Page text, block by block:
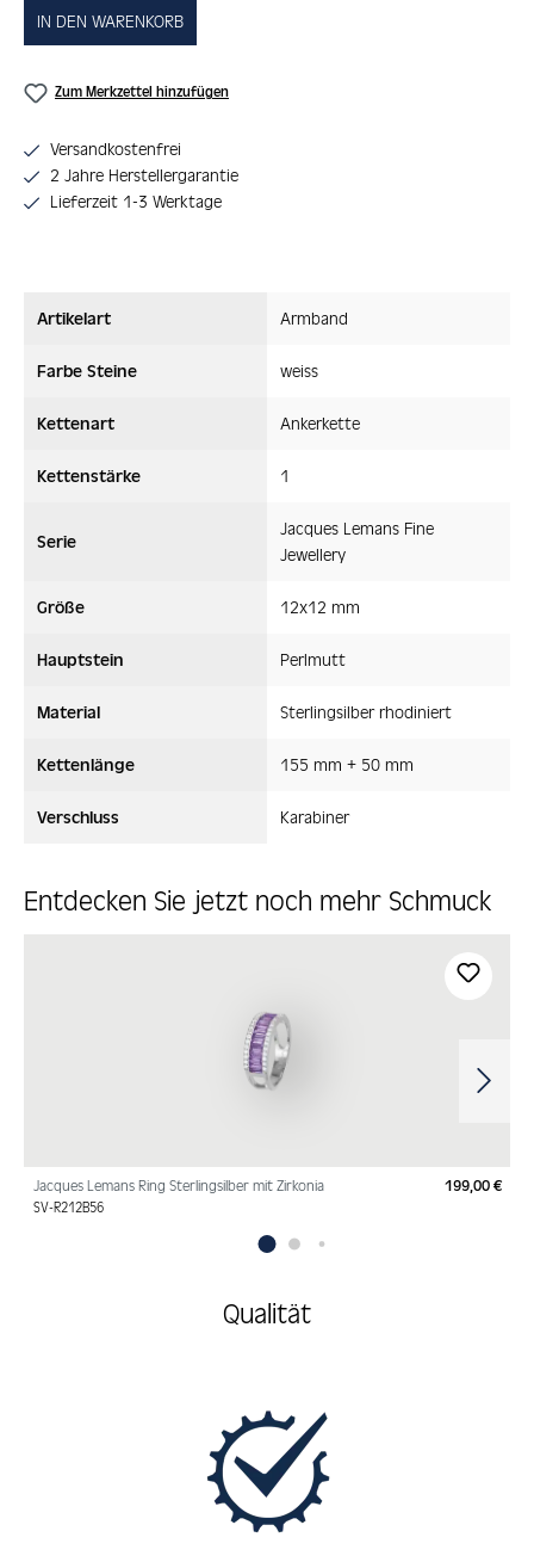
IN DEN WARENKORB
Zum Merkzettel hinzufügen
Versandkostenfrei
2 Jahre Herstellergarantie
Lieferzeit 1-3 Werktage
Artikelart Armband
Farbe Steine weiss
Kettenart Ankerkette
Kettenstärke 1
Serie
Jacques Lemans Fine
Jewellery
Größe 12x12 mm
Hauptstein Perlmutt
Material Sterlingsilber rhodiniert
Kettenlänge 155 mm + 50 mm
Verschluss Karabiner
Entdecken Sie jetzt noch mehr Schmuck
Jacques Lemans Ring Sterlingsilber mit Zirkonia
SV-R212B56
199,00 €
Qualität